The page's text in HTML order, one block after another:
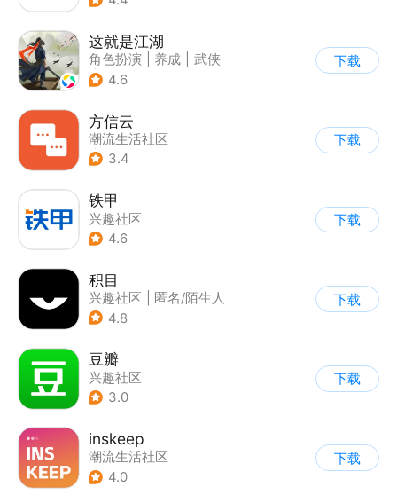
这就是江湖
角色扮演 养成
武侠
| 文字游戏
4.6
下载
方信云
潮流生活社区
| 综合商城
3.4
下载
铁甲
兴趣社区
4.6
下载
积目
兴趣社区
匿名/陌生人
4.8
下载
豆瓣
兴趣社区
3.0
下载
inskeep
潮流生活社区
4.0
下载